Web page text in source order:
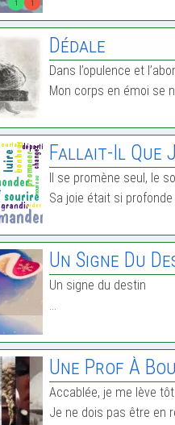
1 1
Dédale
Dans l’opulence et
Mon corps en émoi se
Fallait-Il Que
Il se promène seul, le
Sa joie était si
Un Signe Du
Un signe du destin
…
Une Prof À
Accablée, je me lève tôt
Je ne dois pas être en